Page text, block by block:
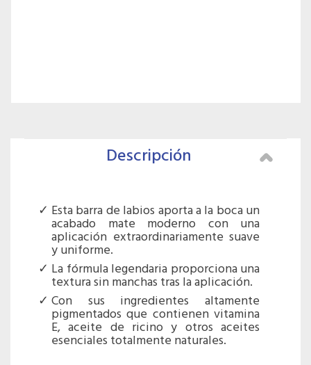
Descripción
Esta barra de labios aporta a la boca un
acabado mate moderno con una
aplicación extraordinariamente suave
y uniforme.
La fórmula legendaria proporciona una
textura sin manchas tras la aplicación.
Con sus ingredientes altamente
pigmentados que contienen vitamina
E, aceite de ricino y otros aceites
esenciales totalmente naturales.